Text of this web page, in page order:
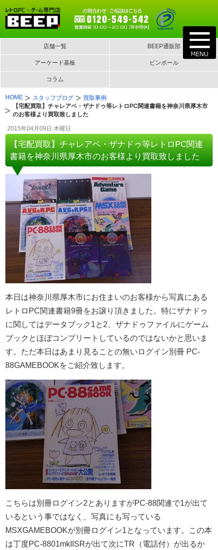
店舗一覧 BEEP通販部
アーケード基板 ピンボール
コラム
HOME スタッフブログ
買取事例
【宅配買取】チャレアベ・ザナドゥ等レトロPC関連書籍を神奈川県厚木市
のお客様より買取致しました
2015年04月09日 木曜日
【宅配買取】チャレアベ・ザナドゥ等レトロPC関連
書籍を神奈川県厚木市のお客様より買取致しました
本日は神奈川県厚木市にお住まいのお客様から写真にある
レトロPC関連書籍9冊をお譲り頂きました。特にザナドゥ
に関してはデータブック1と2、ザナドゥファイルにゲーム
ブックとほぼコンプリートしているのではないかと思いま
す。ただ本日はあまり見ることの無いログイン別冊 PC-
88GAMEBOOKをご紹介致します。
こちらは別冊ログイン2とありますがPC-88関連で1が出て
いるという事ではなく、写真にも写っている
MSXGAMEBOOKが別冊ログイン1となっています。この本
は丁度PC-8801mkIISRが出て次にTR（電話付）が出るか